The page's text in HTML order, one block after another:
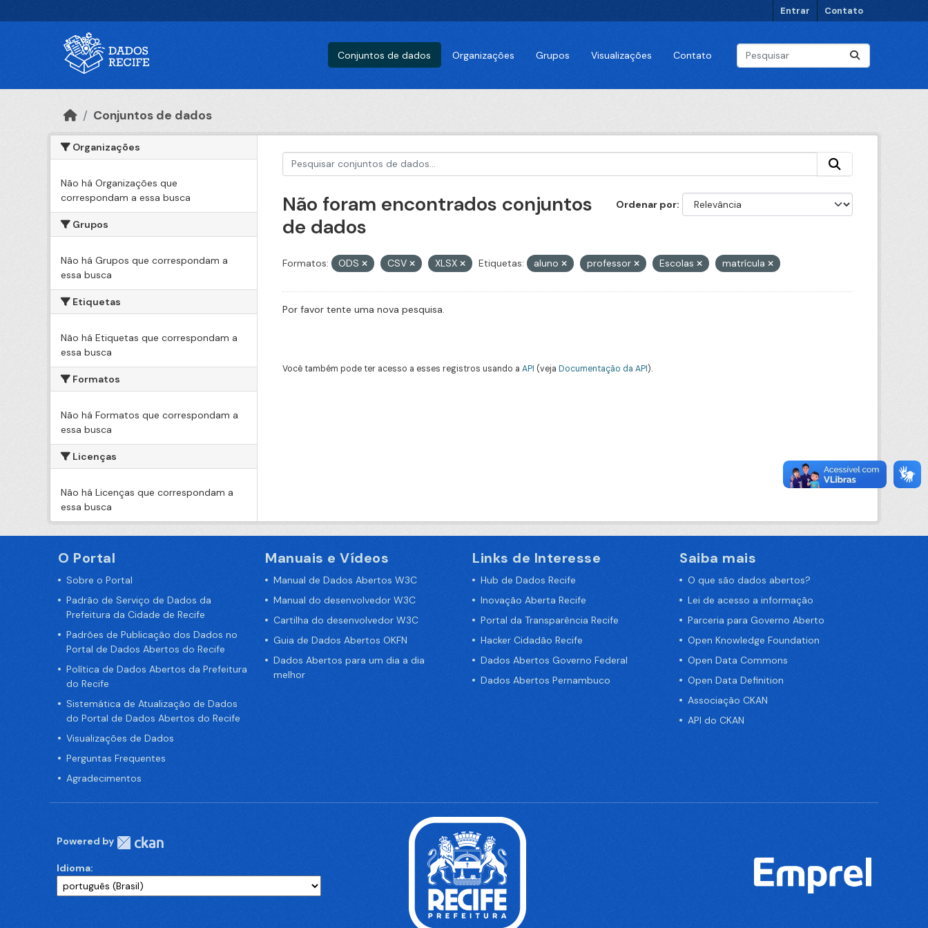
Entrar Contato
Conjuntos de dados Organizações Grupos Visualizações Contato
Conjuntos de dados
Organizações
Não há Organizações que
correspondam a essa busca
Grupos
Não há Grupos que correspondam a
essa busca
Etiquetas
Não há Etiquetas que correspondam a
essa busca
Formatos
Não há Formatos que correspondam a
essa busca
Licenças
Não há Licenças que correspondam a
essa busca
Ordenar por
Não foram encontrados conjuntos
de dados
Formatos: ODS CSV XLSX Etiquetas: aluno professor Escolas matrícula
Por favor tente uma nova pesquisa.
Você também pode ter acesso a esses registros usando a API (veja Documentação da API).
O Portal
Sobre o Portal
Padrão de Serviço de Dados da
Prefeitura da Cidade de Recife
Padrões de Publicação dos Dados no
Portal de Dados Abertos do Recife
Política de Dados Abertos da Prefeitura
do Recife
Sistemática de Atualização de Dados
do Portal de Dados Abertos do Recife
Visualizações de Dados
Perguntas Frequentes
Agradecimentos
Manuais e Vídeos
Manual de Dados Abertos W3C
Manual do desenvolvedor W3C
Cartilha do desenvolvedor W3C
Guia de Dados Abertos OKFN
Dados Abertos para um dia a dia
melhor
Links de Interesse
Hub de Dados Recife
Inovação Aberta Recife
Portal da Transparência Recife
Hacker Cidadão Recife
Dados Abertos Governo Federal
Dados Abertos Pernambuco
Saiba mais
O que são dados abertos?
Lei de acesso a informação
Parceria para Governo Aberto
Open Knowledge Foundation
Open Data Commons
Open Data Definition
Associação CKAN
API do CKAN
Powered by
Idioma